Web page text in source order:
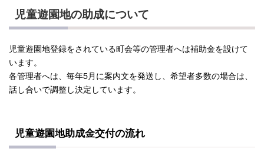
児童遊園地の助成について
児童遊園地登録をされている町会等の管理者へは補助金を設けて
います。
各管理者へは、毎年5月に案内文を発送し、希望者多数の場合は、
話し合いで調整し決定しています。
児童遊園地助成金交付の流れ